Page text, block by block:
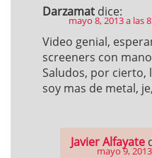
Darzamat dice:
mayo 8, 2013 a las
Video genial,
screeners con
Saludos, por cierto,
soy mas de metal,
Javier Alfayate
mayo 9,